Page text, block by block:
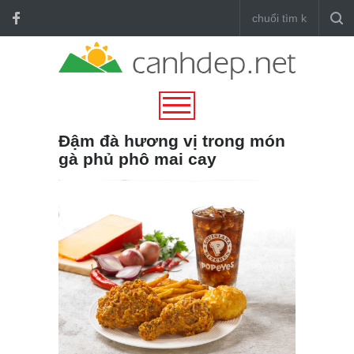
Đậm đà hương vị trong món
gà phủ phô mai cay